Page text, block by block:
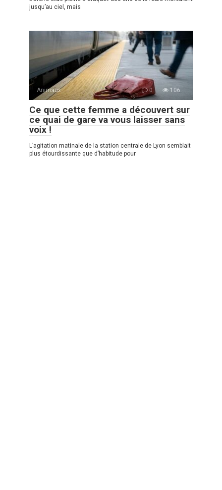
jusqu’au ciel, mais
Animaux 0 106
Ce que cette femme a découvert sur
ce quai de gare va vous laisser sans
voix !
L’agitation matinale de la station centrale de Lyon semblait
plus étourdissante que d’habitude pour